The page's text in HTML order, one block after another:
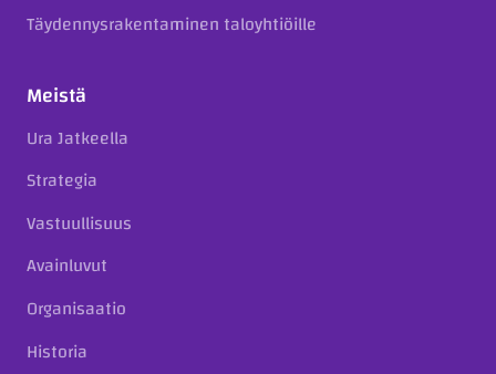
Täydennysrakentaminen taloyhtiöille
Meistä
Ura Jatkeella
Strategia
Vastuullisuus
Avainluvut
Organisaatio
Historia